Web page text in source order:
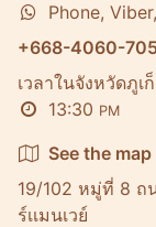
Phone,
+668-4060-
เวลาในจังหวัดภูเ
13:30 PM
See the map
19/102 หมู่ที่ 8 ถ
ร์เเมนเวย์